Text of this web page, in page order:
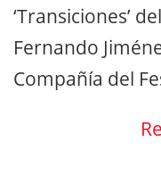
‘Transiciones’
Fernando
Compañía del